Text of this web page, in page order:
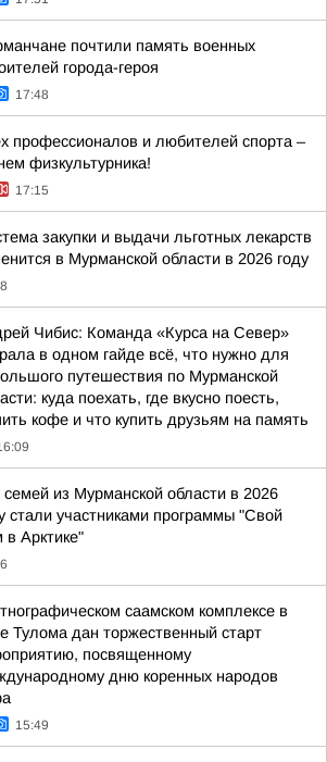
почтили память военных
города-героя
17:48
профессионалов и любителей спорта –
физкультурника!
17:15
закупки и выдачи льготных лекарств
в Мурманской области в 2026 году
Чибис: Команда «Курса на Север»
в одном гайде всё, что нужно для
путешествия по Мурманской
куда поехать, где вкусно поесть,
кофе и что купить друзьям на память
семей из Мурманской области в 2026
стали участниками программы "Свой
в Арктике"
саамском комплексе в
Тулома дан торжественный старт
посвященному
дню коренных народов
15:49